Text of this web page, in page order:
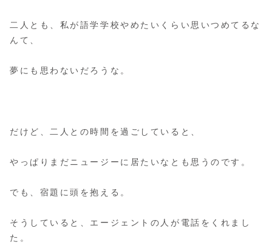
二人とも、私が語学学校やめたいくらい思いつめてるな
んて、
夢にも思わないだろうな。
だけど、二人との時間を過ごしていると、
やっぱりまだニュージーに居たいなとも思うのです。
でも、宿題に頭を抱える。
そうしていると、エージェントの人が電話をくれまし
た。